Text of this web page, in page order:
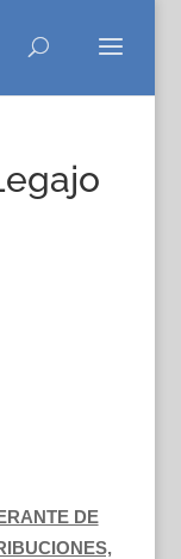
DE